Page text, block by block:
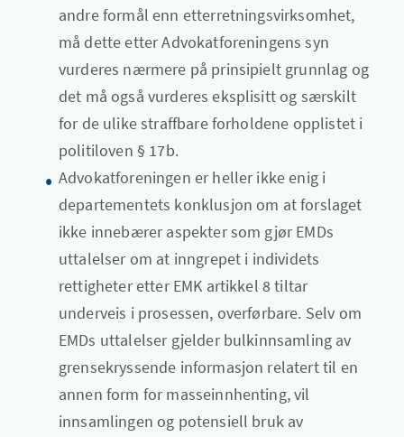
andre formål enn etterretningsvirksomhet,
må dette etter Advokatforeningens syn
vurderes nærmere på prinsipielt grunnlag og
det må også vurderes eksplisitt og særskilt
for de ulike straffbare forholdene opplistet i
politiloven § 17b.
Advokatforeningen er heller ikke enig i
departementets konklusjon om at forslaget
ikke innebærer aspekter som gjør EMDs
uttalelser om at inngrepet i individets
rettigheter etter EMK artikkel 8 tiltar
underveis i prosessen, overførbare. Selv om
EMDs uttalelser gjelder bulkinnsamling av
grensekryssende informasjon relatert til en
annen form for masseinnhenting, vil
innsamlingen og potensiell bruk av